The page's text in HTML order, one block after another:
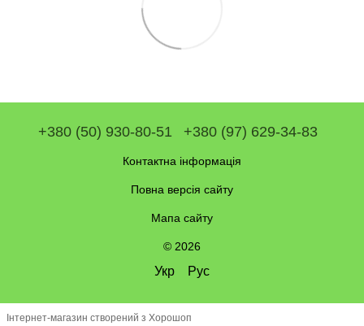
+380 (50) 930-80-51 +380 (97) 629-34-83
Контактна інформація
Повна версія сайту
Мапа сайту
© 2026
Укр Рус
Інтернет-магазин створений з Хорошоп